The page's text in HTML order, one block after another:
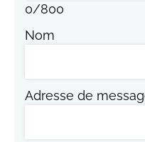
0/800
Nom
Adresse de